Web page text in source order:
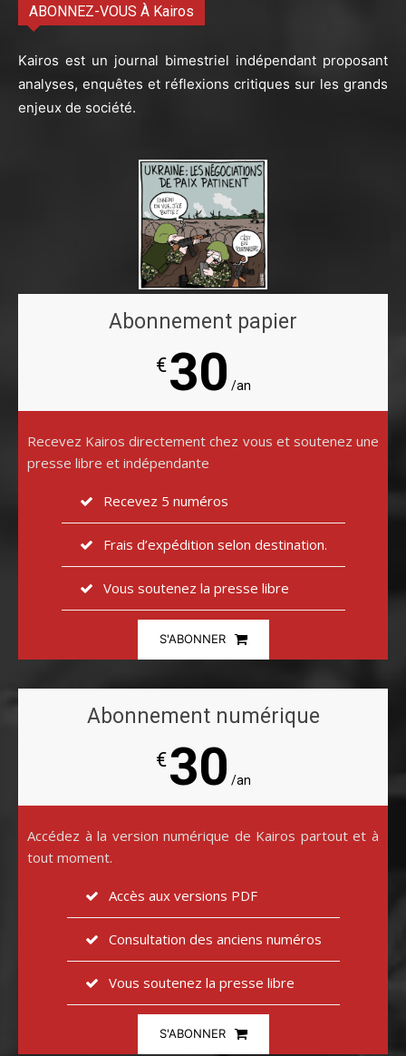
ABONNEZ-VOUS À Kairos
Kairos est un journal bimestriel indépendant proposant
analyses, enquêtes et réflexions critiques sur les grands
enjeux de société.
Abonnement papier
€30 /an
Recevez Kairos directement chez vous et soutenez une
presse libre et indépendante
Recevez 5 numéros
Frais d’expédition selon destination.
Vous soutenez la presse libre
S'ABONNER
Abonnement numérique
€30 /an
Accédez à la version numérique de Kairos partout et à
tout moment.
Accès aux versions PDF
Consultation des anciens numéros
Vous soutenez la presse libre
S'ABONNER